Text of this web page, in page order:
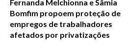
Fernanda Melchionna e Sâmia
Bomfim propoem proteção de
empregos de trabalhadores
afetados por privatizações